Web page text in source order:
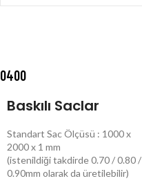
0400
Baskılı Saclar
Standart Sac Ölçüsü : 1000 x
2000 x 1 mm
(istenildiği takdirde 0.70 / 0.80 /
0.90mm olarak da üretilebilir)